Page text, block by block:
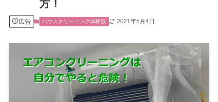
方！
広告 ハウスクリーニング体験談 2021年5月4日